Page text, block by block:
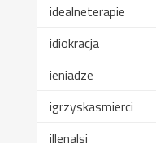
idealneterapie
idiokracja
ieniadze
igrzyskasmierci
illenalsi